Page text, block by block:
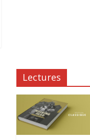
Lectures